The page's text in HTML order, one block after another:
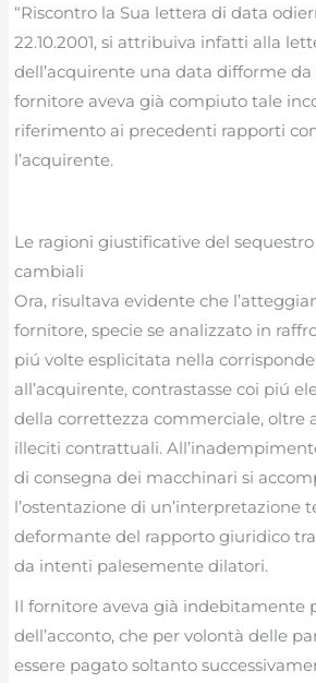
“Riscontro la Sua lettera di data
22.10.2001, si attribuiva infatti alla
dell’acquirente una data difforme da
fornitore aveva già compiuto tale
riferimento ai precedenti rapporti
l’acquirente.
Le ragioni giustificative del
cambiali
Ora, risultava evidente che
fornitore, specie se analizzato in
piú volte esplicitata nella
all’acquirente, contrastasse coi piú
della correttezza commerciale, oltre
illeciti contrattuali.
di consegna dei macchinari si
l’ostentazione di un’interpretazione
deformante del rapporto giuridico
da intenti palesemente dilatori.
Il fornitore aveva già indebitamente
dell’acconto, che per volontà delle
essere pagato soltanto